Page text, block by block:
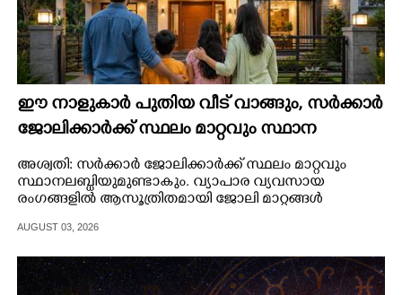
ഈ നാളുകാർ പുതിയ വീട് വാങ്ങും,​ സർക്കാർ
ജോലിക്കാർക്ക് സ്ഥലം മാറ്റവും സ്ഥാന
ലബ്ധിയുമുണ്ടാകും
അശ്വതി: സർക്കാർ ജോലിക്കാർക്ക് സ്ഥലം മാറ്റവും
സ്ഥാനലബ്ധിയുമുണ്ടാകും. വ്യാപാര വ്യവസായ
രംഗങ്ങളിൽ ആസൂത്രിതമായി ജോലി മാറ്റങ്ങൾ
AUGUST 03, 2026